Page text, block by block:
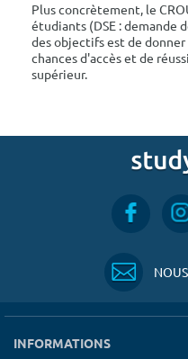
Plus concrètement, le
étudiants (DSE : demande
des objectifs est de
chances d'accès et de
supérieur.
INFORMATIONS